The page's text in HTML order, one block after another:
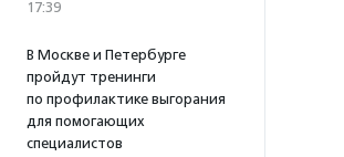
17:39
В Москве и Петербурге
пройдут тренинги
по профилактике выгорания
для помогающих
специалистов